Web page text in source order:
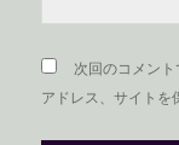
次回のコメン
アドレス、サイトを